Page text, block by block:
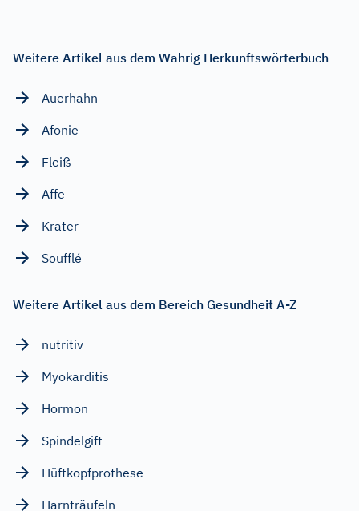
Weitere Artikel aus dem Wahrig Herkunftswörterbuch
Auerhahn
Afonie
Fleiß
Affe
Krater
Soufflé
Weitere Artikel aus dem Bereich Gesundheit A-Z
nutritiv
Myokarditis
Hormon
Spindelgift
Hüftkopfprothese
Harnträufeln